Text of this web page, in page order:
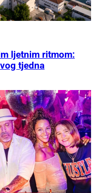
ljetnim ritmom:
tjedna